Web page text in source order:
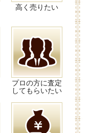
高く売りたい
プロの方に査定
してもらいたい